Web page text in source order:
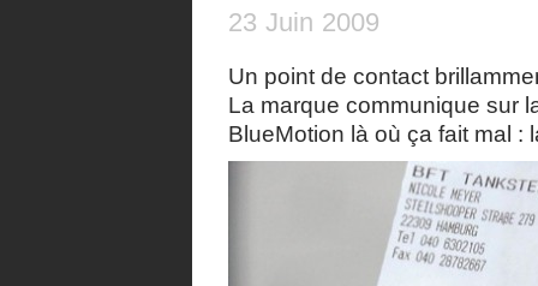
23 Juin 2009
Un point de contact
La marque communique sur
BlueMotion là où ça fait mal :